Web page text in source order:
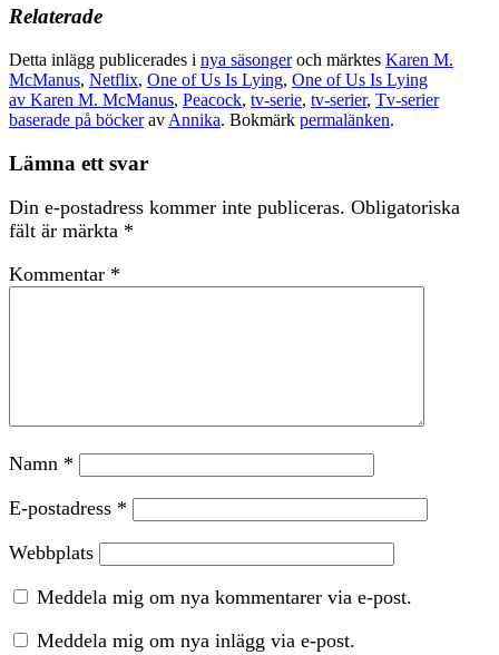
Relaterade
Detta inlägg publicerades i nya säsongeroch märktes Karen M.
McManus, Netflix, One of Us Is Lying, One of Us Is Lying
av Karen M. McManus, Peacock, tv-serie, tv-serier, Tv-serier
baserade på böckerav Annika. Bokmärk permalänken.
Lämna ett svar
Din e-postadress kommer inte publiceras. Obligatoriska
fält är märkta *
Kommentar *
Namn *
E-postadress *
Webbplats
Meddela mig om nya kommentarer via e-post.
Meddela mig om nya inlägg via e-post.